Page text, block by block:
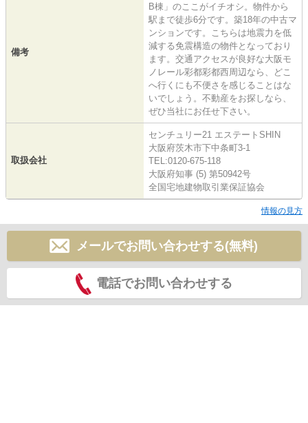
備考
B棟」のここがイチオシ。物件から
駅まで徒歩6分です。築18年の中古マ
ンションです。こちらは地震力を低
減する免震構造の物件となっており
ます。交通アクセスが良好な大阪モ
ノレール彩都彩都西周辺なら、どこ
へ行くにも不便さを感じることはな
いでしょう。不動産をお探しなら、
ぜひ当社にお任せ下さい。
取扱会社
センチュリー21 エステートSHIN
大阪府茨木市下中条町3-1
TEL:0120-675-118
大阪府知事 (5) 第50942号
全国宅地建物取引業保証協会
情報の見方
メールでお問い合わせする(無料)
電話でお問い合わせする